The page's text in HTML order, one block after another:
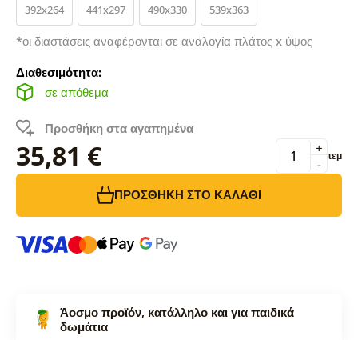
392x264 441x297 490x330 539x363
*οι διαστάσεις αναφέρονται σε αναλογία πλάτος x ύψος
Διαθεσιμότητα:
σε απόθεμα
Προσθήκη στα αγαπημένα
35,81 € -
+ τεμ
ΠΡΟΣΘΉΚΗ ΣΤΟ ΚΑΛΆΘΙ
Άοσμο προϊόν, κατάλληλο και για παιδικά
δωμάτια